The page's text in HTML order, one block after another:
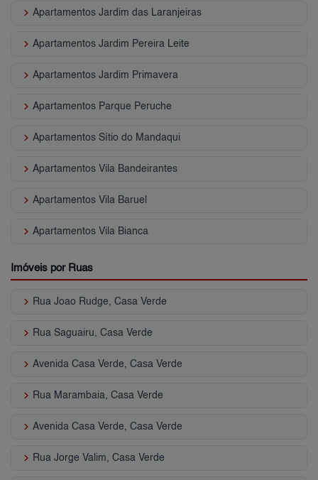
keyboard_arrow_right Apartamentos Jardim das Laranjeiras
keyboard_arrow_right Apartamentos Jardim Pereira Leite
keyboard_arrow_right Apartamentos Jardim Primavera
keyboard_arrow_right Apartamentos Parque Peruche
keyboard_arrow_right Apartamentos Sítio do Mandaqui
keyboard_arrow_right Apartamentos Vila Bandeirantes
keyboard_arrow_right Apartamentos Vila Baruel
keyboard_arrow_right Apartamentos Vila Bianca
Imóveis por Ruas
keyboard_arrow_right Rua Joao Rudge, Casa Verde
keyboard_arrow_right Rua Saguairu, Casa Verde
keyboard_arrow_right Avenida Casa Verde, Casa Verde
keyboard_arrow_right Rua Marambaia, Casa Verde
keyboard_arrow_right Avenida Casa Verde, Casa Verde
keyboard_arrow_right Rua Jorge Valim, Casa Verde